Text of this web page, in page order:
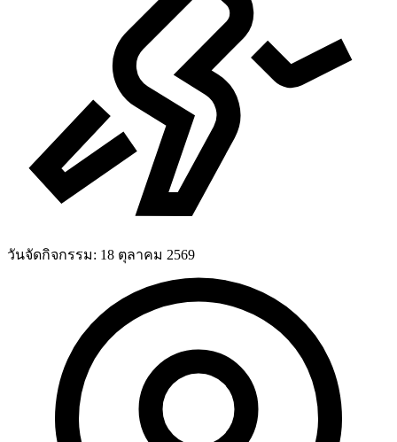
วันจัดกิจกรรม: 18 ตุลาคม 2569